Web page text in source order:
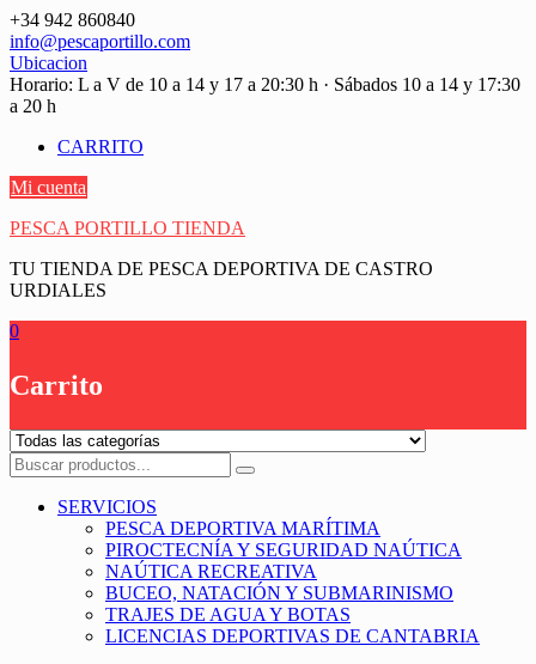
Saltar
contenido
+34 942 860840
info@pescaportillo.com
Ubicacion
Horario: L a V de 10 a 14 y 17 a 20:30 h · Sábados 10 a 14 y 17:30
a 20 h
CARRITO
Mi cuenta
PESCA PORTILLO TIENDA
TU TIENDA DE PESCA DEPORTIVA DE CASTRO
URDIALES
0
Carrito
SERVICIOS
PESCA DEPORTIVA MARÍTIMA
PIROCTECNÍA Y SEGURIDAD NAÚTICA
NAÚTICA RECREATIVA
BUCEO, NATACIÓN Y SUBMARINISMO
TRAJES DE AGUA Y BOTAS
LICENCIAS DEPORTIVAS DE CANTABRIA